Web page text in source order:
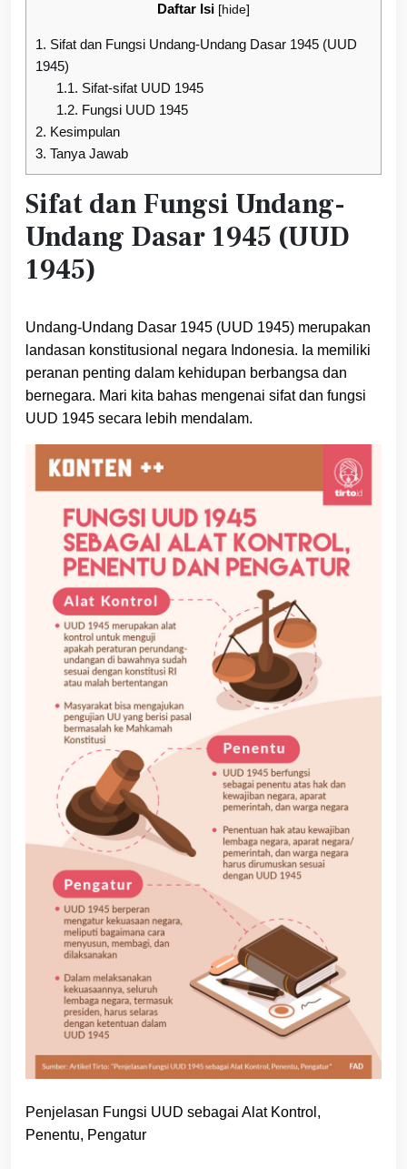
Daftar Isi [hide]
1. Sifat dan Fungsi Undang-Undang Dasar 1945 (UUD
1945)
1.1. Sifat-sifat UUD 1945
1.2. Fungsi UUD 1945
2. Kesimpulan
3. Tanya Jawab
Sifat dan Fungsi Undang-
Undang Dasar 1945 (UUD
1945)
Undang-Undang Dasar 1945 (UUD 1945) merupakan
landasan konstitusional negara Indonesia. Ia memiliki
peranan penting dalam kehidupan berbangsa dan
bernegara. Mari kita bahas mengenai sifat dan fungsi
UUD 1945 secara lebih mendalam.
Penjelasan Fungsi UUD sebagai Alat Kontrol,
Penentu, Pengatur